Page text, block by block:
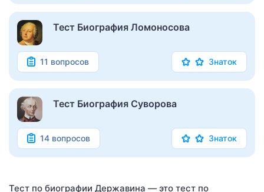
Тест Биография Ломоносова
11 вопросов Знаток
Тест Биография Суворова
14 вопросов Знаток
Тест по биографии Державина — это тест по